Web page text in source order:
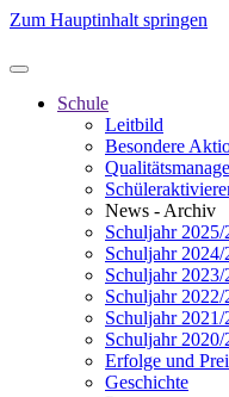
Zum Hauptinhalt springen
Schule
Leitbild
Besondere
News - Archiv
Schuljahr 2025/
Schuljahr 2024/
Schuljahr 2023/
Schuljahr 2022/
Schuljahr 2021/
Schuljahr 2020/
Erfolge und
Geschichte